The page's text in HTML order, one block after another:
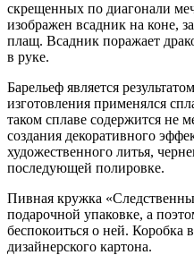
скрещенных по диагонали
изображен всадник на коне,
плащ. Всадник поражает
в руке.
Барельеф является
изготовления применялся
таком сплаве содержится не
создания декоративного
художественного литья,
последующей полировке.
Пивная кружка
подарочной упаковке, а
беспокоиться о ней. Коробка
дизайнерского картона.